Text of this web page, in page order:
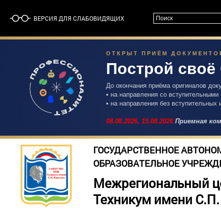
ВЕРСИЯ ДЛЯ СЛАБОВИДЯЩИХ
ОТКРЫТ ПРИЁМ
Построй
До окончания приёма оригиналов
• на направления со
• на направления без
08.08.2026, 15.08.2026Приемная
ГОСУДАРСТВЕННОЕ
ОБРАЗОВАТЕЛЬНОЕ
Межрегиональный
Техникум имени